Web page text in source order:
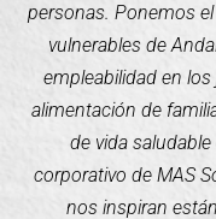
personas. Ponemos
vulnerables de
empleabilidad en
alimentación de
de vida
corporativo de MAS
nos inspiran